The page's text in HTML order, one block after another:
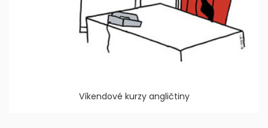
Víkendové kurzy angličtiny